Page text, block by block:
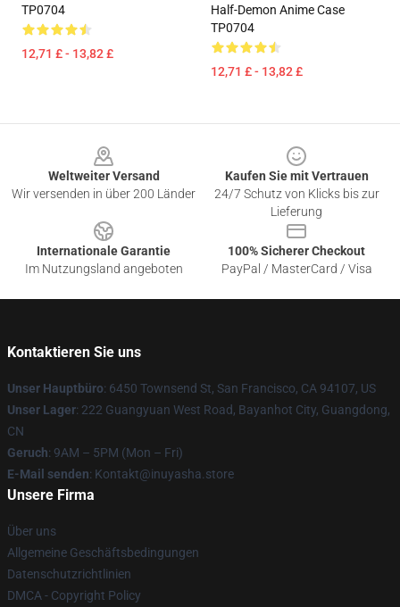
TP0704
12,71 £ - 13,82 £
Half-Demon Anime Case
TP0704
12,71 £ - 13,82 £
Weltweiter Versand
Wir versenden in über 200 Länder
Kaufen Sie mit Vertrauen
24/7 Schutz von Klicks bis zur
Lieferung
Internationale Garantie
Im Nutzungsland angeboten
100% Sicherer Checkout
PayPal / MasterCard / Visa
Kontaktieren Sie uns
Unser Hauptbüro: 6450 Townsend St, San Francisco, CA 94107, US
Unser Lager: 222 Guangyuan West Road, Bayanhot City, Guangdong,
CN
Geruch: 9AM – 5PM (Mon – Fri)
E-Mail senden: Kontakt@inuyasha.store
Unsere Firma
Über uns
Allgemeine Geschäftsbedingungen
Datenschutzrichtlinien
DMCA - Copyright Policy